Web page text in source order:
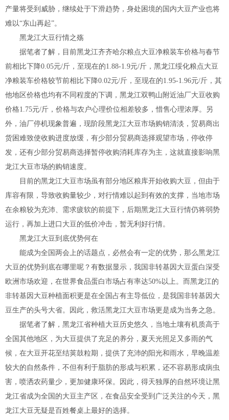
产量将受到威胁，继续处于下滑趋势，身处困境的国内大豆产业也将
难以“东山再起”。
黑龙江大豆行情之殇
据笔者了解，目前黑龙江齐齐哈尔粮点大豆净粮装车价格与春节
前相比下降0.05元/斤，至现在的1.88-1.9元/斤，黑龙江绥化粮点大豆
净粮装车价格较节前相比下降0.02元/斤，至现在的1.95-1.96元/斤，其
他地区价格也均有不同程度的下调，黑龙江双鸭山附近油厂大豆收购
价格1.75元/斤，价格与农户心理价位相差较多，惜售心理浓厚。另
外，油厂停机现象普遍，现阶段黑龙江大豆市场购销清淡，贸易商出
货困难致使收购进度放缓，有少部分贸易商选择观望市场，停收停
发，还有少部分贸易商选择暂停收购消耗库存为主，这就直接影响黑
龙江大豆市场的购销速度。
目前的黑龙江大豆市场虽有部分地区粮库开始收购大豆，但由于
库容有限，导致收购量较少，对行情难以起到有效的支撑，当地市场
在余粮较为充沛、需求疲软的前提下，后期黑龙江大豆行情仍将弱势
运行，再加上进口大豆的低价冲击，暂无利好行情。
黑龙江大豆到底优势何在
能成为全国两会上的话题点，必然会有一定的优势，那么黑龙江
大豆的优势到底在哪里呢？有数据显示，我国非转基因大豆蛋白深受
欧洲市场欢迎，在世界食品蛋白市场占有率达50%以上。而黑龙江的
非转基因大豆种植面积更是在全国占有主导低位，是我国非转基因大
豆生产的头号大省。因此，救活黑龙江大豆市场更是成为当务之急。
据笔者了解，黑龙江省种植大豆历史悠久，当地土壤有机质高于
全国其他地区，为大豆提供了充足的养分，夏天光照足又多雨的气
候，在大豆开花至结荚鼓粒期，提供了充沛的阳光和雨水，早晚温差
较大的自然条件，不但有利于脂肪的形成与积累，还不容易形成病虫
害，喷洒农药量少，更加健康环保。因此，得天独厚的自然环境让黑
龙江省成为全国的大豆主产区，在食品安全受到广泛关注的今天，黑
龙江大豆无疑是百姓餐桌上最好的选择。